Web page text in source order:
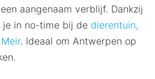
aangenaam verblijf. Dankzij
in no-time bij de dierentuin,
Meir. Ideaal om Antwerpen op